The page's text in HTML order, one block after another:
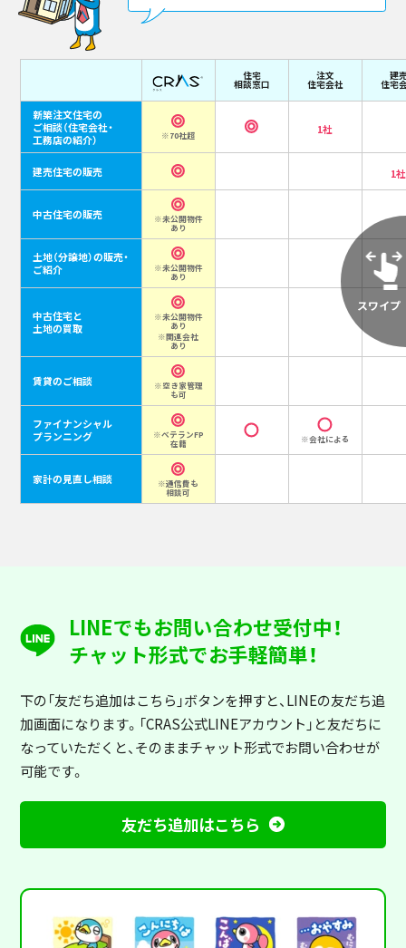
住宅
相談窓口
注文
住宅会社
建
住宅
新築注文住宅の
ご相談（住宅会社・
工務店の紹介）
※70社超 1社
建売住宅の販売 1社
中古住宅の販売
※未公開物件
あり
土地（分譲地）の販売・
ご紹介
※未公開物件
あり
中古住宅と
土地の買取
※未公開物件
あり
※関連会社
あり
賃貸のご相談
※空き家管理
も可
ファイナンシャル
プランニング
※ベテランFP
在籍
※会社による
家計の見直し相談
※通信費も
相談可
LINEでもお問い合わせ受付中！
チャット形式でお手軽簡単！
下の「友だち追加はこちら」ボタンを押すと、LINEの友だち追
加画面になります。「CRAS公式LINEアカウント」と友だちに
なっていただくと、そのままチャット形式でお問い合わせが
可能です。
友だち追加はこちら